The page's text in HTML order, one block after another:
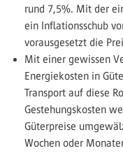
rund 7,5%. Mit der
ein Inflationsschub
vorausgesetzt die
Mit einer gewissen
Energiekosten in
Transport auf diese
Gestehungskosten
Güterpreise
Wochen oder